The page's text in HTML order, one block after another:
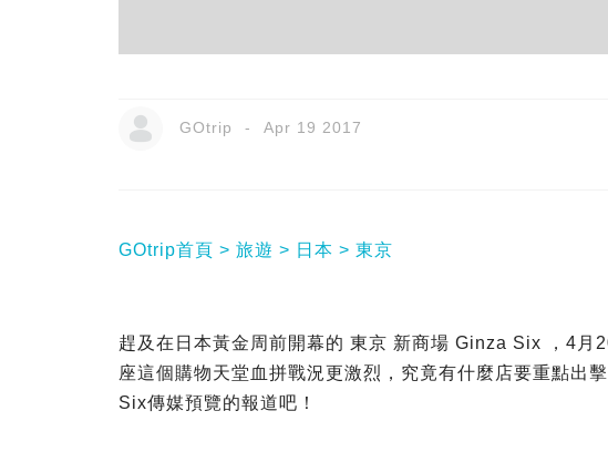
GOtrip Apr 19 2017
GOtrip首頁 旅遊 日本 東京
趕及在日本黃金周前開幕的 東京 新商場 Ginza Six ，4月
座這個購物天堂血拼戰況更激烈，究竟有什麼店要重點出
Six傳媒預覽的報道吧！